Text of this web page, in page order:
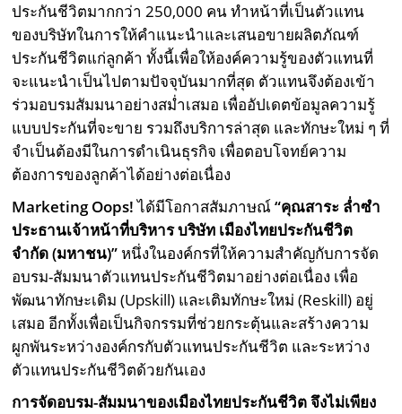
ประกันชีวิตมากกว่า 250,000 คน ทำหน้าที่เป็นตัวแทน
ของบริษัทในการให้คำแนะนำและเสนอขายผลิตภัณฑ์
ประกันชีวิตแก่ลูกค้า ทั้งนี้เพื่อให้องค์ความรู้ของตัวแทนที่
จะแนะนำเป็นไปตามปัจจุบันมากที่สุด ตัวแทนจึงต้องเข้า
ร่วมอบรมสัมมนาอย่างสม่ำเสมอ เพื่ออัปเดตข้อมูลความรู้
แบบประกันที่จะขาย รวมถึงบริการล่าสุด และทักษะใหม่ ๆ ที่
จำเป็นต้องมีในการดำเนินธุรกิจ เพื่อตอบโจทย์ความ
ต้องการของลูกค้าได้อย่างต่อเนื่อง
Marketing Oops!ได้มีโอกาสสัมภาษณ์“คุณสาระ ล่ำซำ
ประธานเจ้าหน้าที่บริหาร บริษัท เมืองไทยประกันชีวิต
จำกัด (มหาชน)” หนึ่งในองค์กรที่ให้ความสำคัญกับการจัด
อบรม-สัมมนาตัวแทนประกันชีวิตมาอย่างต่อเนื่อง เพื่อ
พัฒนาทักษะเดิม (Upskill) และเติมทักษะใหม่ (Reskill) อยู่
เสมอ อีกทั้งเพื่อเป็นกิจกรรมที่ช่วยกระตุ้นและสร้างความ
ผูกพันระหว่างองค์กรกับตัวแทนประกันชีวิต และระหว่าง
ตัวแทนประกันชีวิตด้วยกันเอง
การจัดอบรม-สัมมนาของเมืองไทยประกันชีวิต จึงไม่เพียง